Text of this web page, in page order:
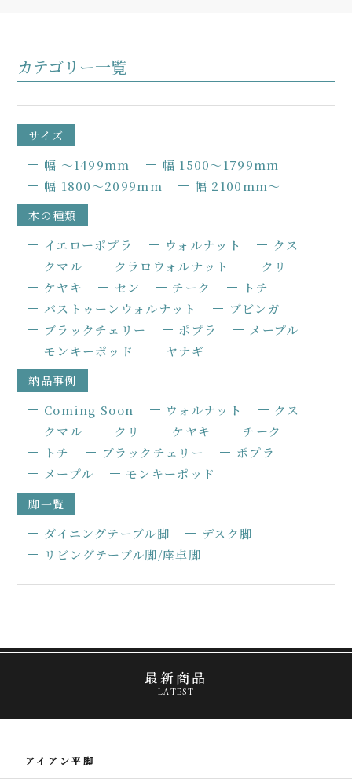
カテゴリー一覧
サイズ
幅 〜1499mm
幅 1500〜1799mm
幅 1800〜2099mm
幅 2100mm〜
木の種類
イエローポプラ ウォルナット
クス
クマル
クラロウォルナット
クリ
ケヤキ
セン チーク
トチ
バストゥーンウォルナット
ブビンガ
ブラックチェリー
ポプラ
メープル
モンキーポッド
ヤナギ
納品事例
Coming Soon ウォルナット
クス
クマル
クリ ケヤキ
チーク
トチ
ブラックチェリー
ポプラ
メープル
モンキーポッド
脚一覧
ダイニングテーブル脚
デスク脚
リビングテーブル脚/座卓脚
最新商品
LATEST
アイアン平脚